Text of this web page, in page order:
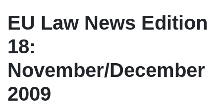
EU Law News Edition
18:
November/December
2009